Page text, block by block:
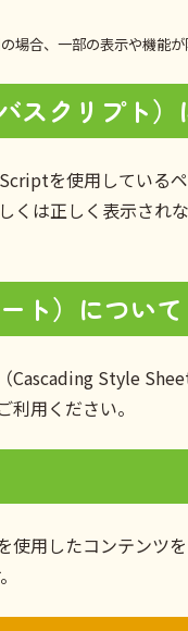
場合、一部の表示や機能
スクリプト）
を使用している
くは正しく表示され
ト）について
Cascading Style
利用ください。
使用したコンテンツ